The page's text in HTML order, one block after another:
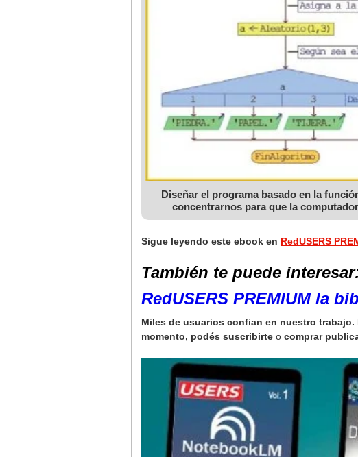
Diseñar el programa basado en la
concentrarnos para que la
Sigue leyendo este ebook en RedUSERS
También te puede
RedUSERS PREMIUM la
Miles de usuarios confian en nuestro
momento, podés suscribirte o comprar